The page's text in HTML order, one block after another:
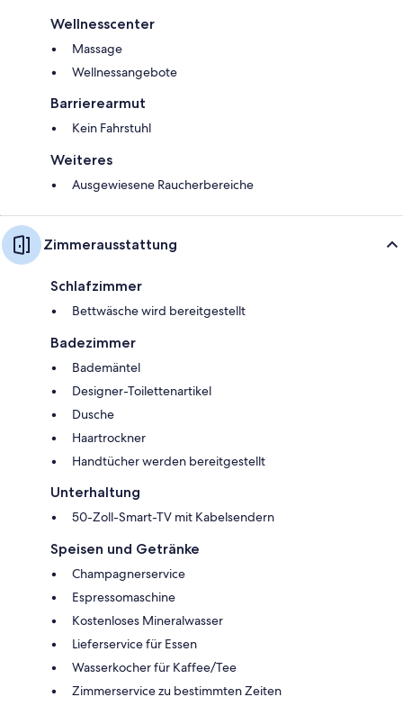
Wellnesscenter
Massage
Wellnessangebote
Barrierearmut
Kein Fahrstuhl
Weiteres
Ausgewiesene Raucherbereiche
Zimmerausstattung
Schlafzimmer
Bettwäsche wird bereitgestellt
Badezimmer
Bademäntel
Designer-Toilettenartikel
Dusche
Haartrockner
Handtücher werden bereitgestellt
Unterhaltung
50-Zoll-Smart-TV mit Kabelsendern
Speisen und Getränke
Champagnerservice
Espressomaschine
Kostenloses Mineralwasser
Lieferservice für Essen
Wasserkocher für Kaffee/Tee
Zimmerservice zu bestimmten Zeiten